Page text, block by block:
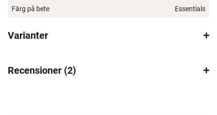
Färg på bete Essentials
Varianter
Recensioner 2